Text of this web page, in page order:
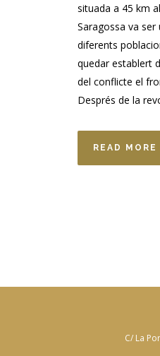
situada a 45 km
Saragossa va ser
diferents
quedar establert
del conflicte el
Després de la
READ MORE
C/ La